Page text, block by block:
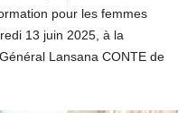
pour les femmes
13 juin 2025, à la
Lansana CONTE de